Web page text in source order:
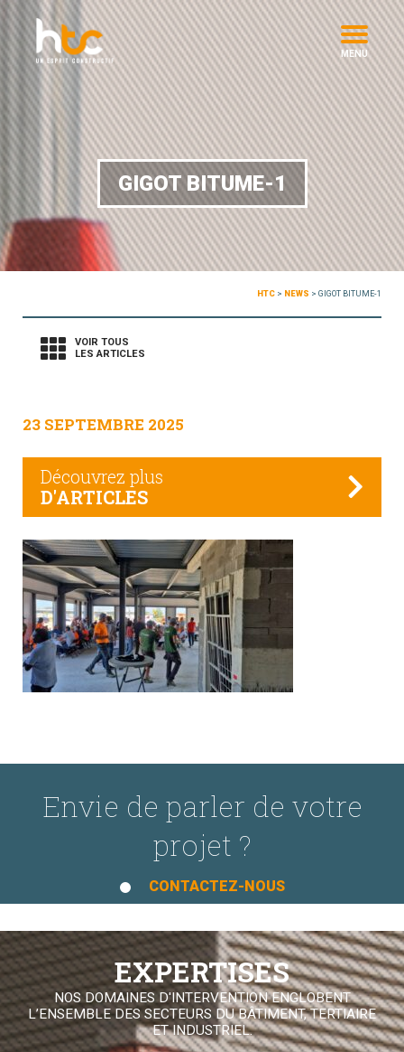
MENU
GIGOT BITUME-1
HTC > NEWS > GIGOT BITUME-1
VOIR TOUS
LES ARTICLES
23 SEPTEMBRE 2025
Découvrez plus
D'ARTICLES
Envie de parler de votre
projet ?
CONTACTEZ-NOUS
EXPERTISES
NOS DOMAINES D'INTERVENTION ENGLOBENT
L’ENSEMBLE DES SECTEURS DU BÂTIMENT, TERTIAIRE
ET INDUSTRIEL.